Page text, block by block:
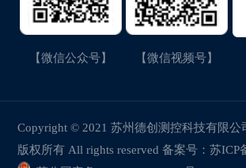
【微信公众号】 【微信视频号】
Copyright © 2021 苏州德创测控科技有限公
版权所有 All rights reserved 备案号：苏ICP